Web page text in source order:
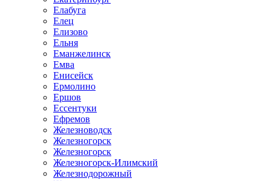
Елабуга
Елец
Елизово
Ельня
Еманжелинск
Емва
Енисейск
Ермолино
Ершов
Ессентуки
Ефремов
Железноводск
Железногорск
Железногорск
Железногорск-Илимский
Железнодорожный